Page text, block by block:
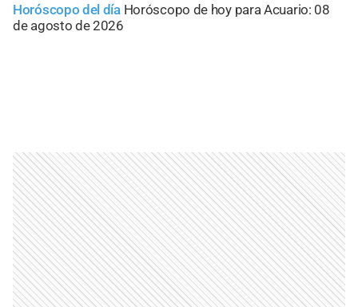
Horóscopo del día Horóscopo de hoy para Acuario: 08
de agosto de 2026